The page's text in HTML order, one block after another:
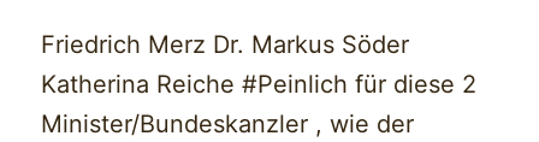
Friedrich Merz Dr. Markus Söder
Katherina Reiche #Peinlich für diese 2
Minister/Bundeskanzler , wie der